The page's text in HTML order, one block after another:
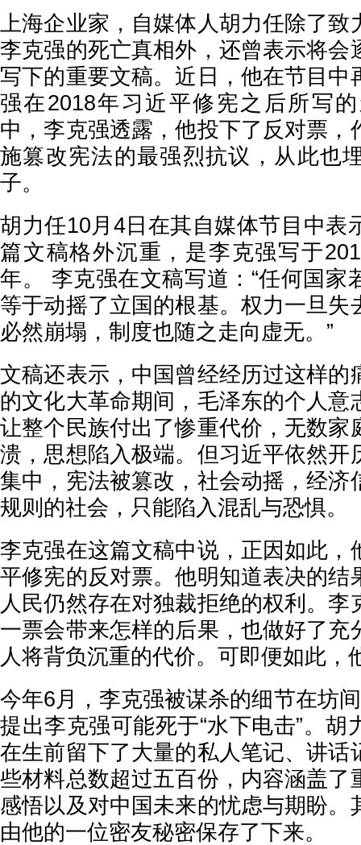
上海企业家，自媒体人胡力任除了致
李克强的死亡真相外，还曾表示将会
写下的重要文稿。近日，他在节目中
强在2018年习近平修宪之后所写
中，李克强透露，他投下了反对票，
施篡改宪法的最强烈抗议，从此也
子。
胡力任10月4日在其自媒体节目中表
篇文稿格外沉重，是李克强写于
年。 李克强在文稿写道：“任何国家
等于动摇了立国的根基。权力一旦失
必然崩塌，制度也随之走向虚无。”
文稿还表示，中国曾经经历过这样的
的文化大革命期间，毛泽东的个人意
让整个民族付出了惨重代价，无数家
溃，思想陷入极端。但习近平依然开
集中，宪法被篡改，社会动摇，经济
规则的社会，只能陷入混乱与恐惧。
李克强在这篇文稿中说，正因如此，
平修宪的反对票。他明知道表决的结
人民仍然存在对独裁拒绝的权利。李
一票会带来怎样的后果，也做好了充
人将背负沉重的代价。可即便如此
今年6月，李克强被谋杀的细节在坊
提出李克强可能死于“水下电击”。胡
在生前留下了大量的私人笔记、讲话
些材料总数超过五百份，内容涵盖了
感悟以及对中国未来的忧虑与期盼。
由他的一位密友秘密保存了下来。